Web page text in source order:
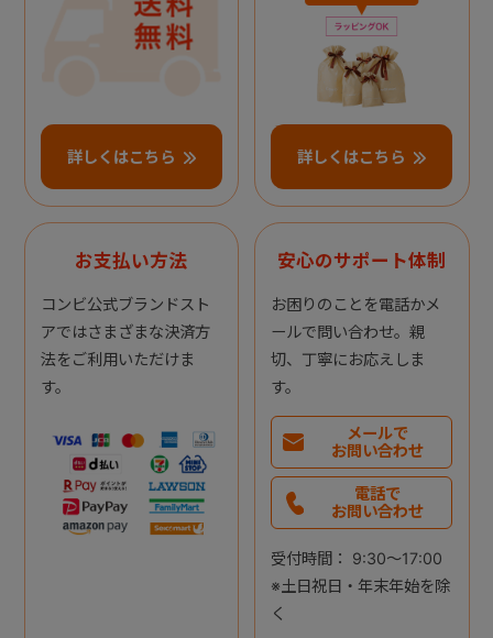
詳しくはこちら 詳しくはこちら
お支払い方法
コンビ公式ブランドスト
アではさまざまな決済方
法をご利用いただけま
す。
安心のサポート体制
お困りのことを電話かメ
ールで問い合わせ。親
切、丁寧にお応えしま
す。
メールで
お問い合わせ
電話で
お問い合わせ
受付時間： 9:30～17:00
※土日祝日・年末年始を除
く